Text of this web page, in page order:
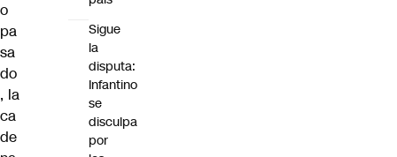
o
pa
sa
do
, la
ca
de
Sigue
la
disputa:
Infantino
se
disculpa
por